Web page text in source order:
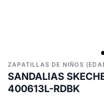
ZAPATILLAS DE NIÑOS
SANDALIAS
400613L-RDBK